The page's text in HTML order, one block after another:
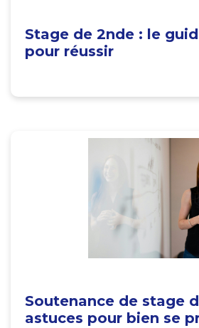
Stage de 2nde : le
pour réussir
Soutenance de stage
astuces pour bien se